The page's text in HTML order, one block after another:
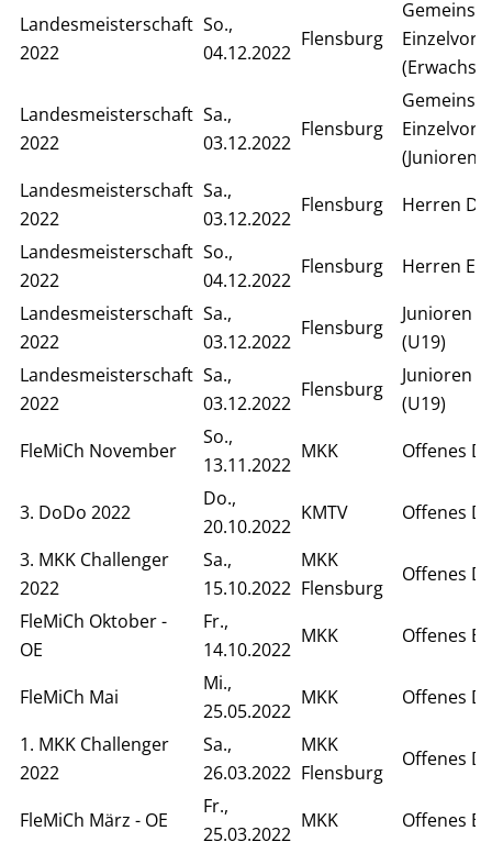
Landesmeisterschaft
2022
So.,
04.12.2022
Flensburg
Landesmeisterschaft
2022
Sa.,
03.12.2022
Flensburg
(Junioren)
Landesmeisterschaft
2022
Sa.,
03.12.2022
Flensburg
Herren
Landesmeisterschaft
2022
So.,
04.12.2022
Flensburg
Herren
Landesmeisterschaft
2022
Sa.,
03.12.2022
Flensburg
Junioren
(U19)
Landesmeisterschaft
2022
Sa.,
03.12.2022
Flensburg
Junioren
(U19)
FleMiCh November
So.,
13.11.2022
MKK Offenes
3. DoDo 2022
Do.,
20.10.2022
KMTV
Offenes
3. MKK Challenger
2022
Sa.,
15.10.2022
MKK
Flensburg
Offenes
FleMiCh Oktober -
OE
Fr.,
14.10.2022
MKK Offenes
FleMiCh Mai
Mi.,
25.05.2022
MKK
Offenes
1. MKK Challenger
2022
Sa.,
26.03.2022
MKK
Flensburg
Offenes
FleMiCh März - OE
Fr.,
25.03.2022
MKK Offenes